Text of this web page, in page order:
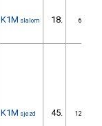
K1M slalom 18. 6/ZS
K1M sjezd 45. 12/ZS